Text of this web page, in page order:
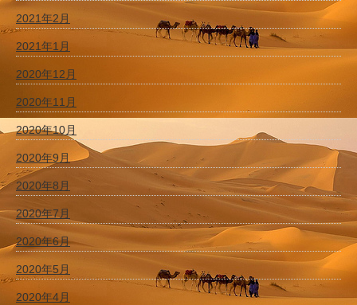
2021年2月
2021年1月
2020年12月
2020年11月
2020年10月
2020年9月
2020年8月
2020年7月
2020年6月
2020年5月
2020年4月